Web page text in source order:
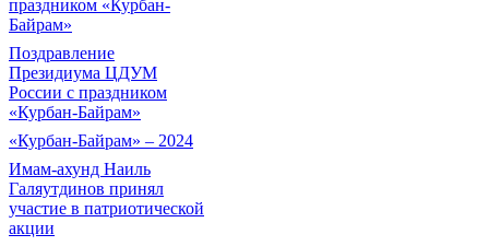
праздником «Курбан-
Байрам»
Поздравление
Президиума ЦДУМ
России с праздником
«Курбан-Байрам»
«Курбан-Байрам» – 2024
Имам-ахунд Наиль
Галяутдинов принял
участие в патриотической
акции